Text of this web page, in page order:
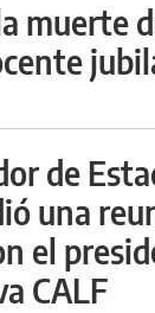
muerte
de
una
el
CALF